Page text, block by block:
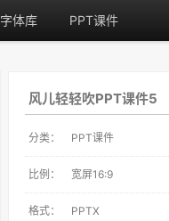
字体库 PPT课件
风儿轻轻吹PPT课件5
分类： PPT课件
比例： 宽屏16:9
格式： PPTX